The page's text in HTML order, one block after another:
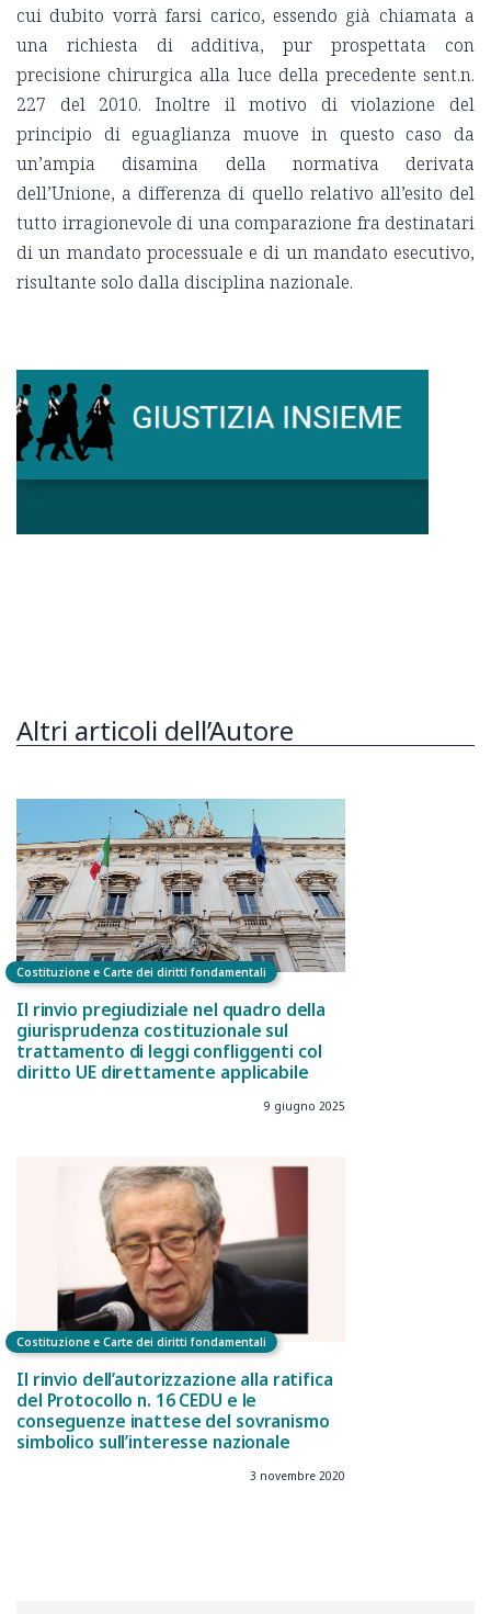
cui dubito vorrà farsi carico, essendo già chiamata a
una richiesta di additiva, pur prospettata con
precisione chirurgica alla luce della precedente sent.n.
227 del 2010. Inoltre il motivo di violazione del
principio di eguaglianza muove in questo caso da
un’ampia disamina della normativa derivata
dell’Unione, a differenza di quello relativo all’esito del
tutto irragionevole di una comparazione fra destinatari
di un mandato processuale e di un mandato esecutivo,
risultante solo dalla disciplina nazionale.
Altri articoli dell’Autore
Costituzione e Carte dei diritti fondamentali
Il rinvio pregiudiziale nel quadro della
giurisprudenza costituzionale sul
trattamento di leggi confliggenti col
diritto UE direttamente applicabile
9 giugno 2025
Costituzione e Carte dei diritti fondamentali
Il rinvio dell’autorizzazione alla ratifica
del Protocollo n. 16 CEDU e le
conseguenze inattese del sovranismo
simbolico sull’interesse nazionale
3 novembre 2020